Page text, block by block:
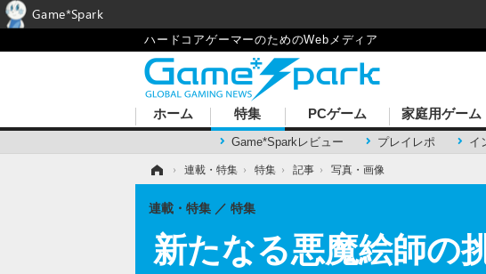
ハードコアゲーマーのためのWebメディア
ホーム 特集
Game*Sparkレビュー プレイレポ イ
PCゲーム 家庭用ゲーム
› 連載・特集 › 特集 › 記事 › 写真・画像
新たなる悪魔絵師の
連載・特集 特集
Game*Spark